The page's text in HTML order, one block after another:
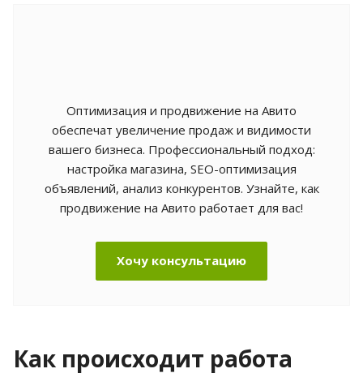
Оптимизация и продвижение на Авито
обеспечат увеличение продаж и видимости
вашего бизнеса. Профессиональный подход:
настройка магазина, SEO-оптимизация
объявлений, анализ конкурентов. Узнайте, как
продвижение на Авито работает для вас!
Хочу консультацию
Как происходит работа